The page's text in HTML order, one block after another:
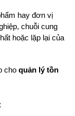
hay đơn vị
chuỗi cung
hoặc lặp lại của
cho quản lý tồn